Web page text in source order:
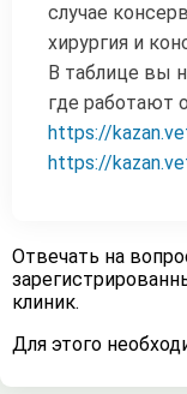
случае
хирургия и
В таблице вы
где работают
https://
https://
Отвечать на
клиник.
Для этого